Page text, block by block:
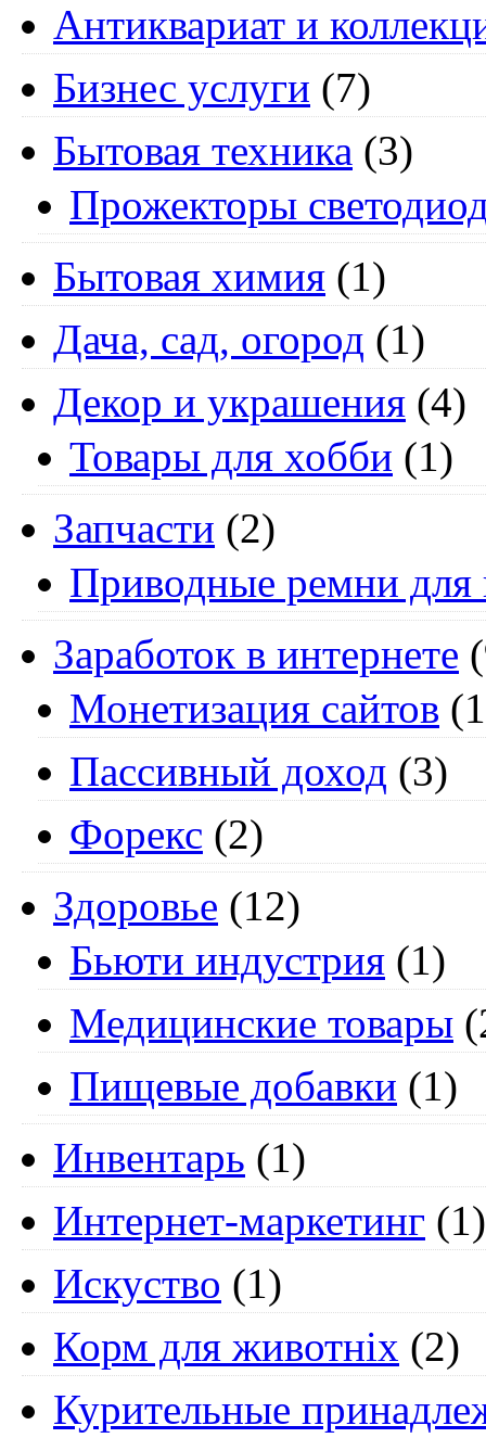
Антиквариат и
Бизнес услуги (7)
Бытовая техника (3)
Прожекторы
Бытовая химия (1)
Дача, сад, огород (1)
Декор и украшения (4)
Товары для хобби (1)
Запчасти (2)
Приводные ремни для
Заработок в интернете
Монетизация сайтов
Пассивный доход (3)
Форекс (2)
Здоровье (12)
Бьюти индустрия (1)
Медицинские товары
Пищевые добавки (1)
Инвентарь (1)
Интернет-маркетинг (1)
Искуство (1)
Корм для животніх (2)
Курительные